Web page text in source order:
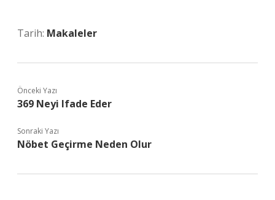
Tarih: Makaleler
Önceki Yazı
369 Neyi Ifade Eder
Sonraki Yazı
Nöbet Geçirme Neden Olur